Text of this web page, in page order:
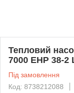
Тепловий
7000 EHP 38-2
Під замовлення
Код: 8738212088